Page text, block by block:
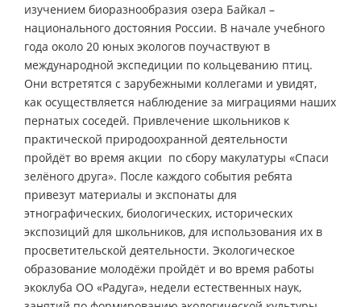
изучением биоразнообразия озера Байкал –
национального достояния России. В начале учебного
года около 20 юных экологов поучаствуют в
международной экспедиции по кольцеванию птиц.
Они встретятся с зарубежными коллегами и увидят,
как осуществляется наблюдение за миграциями наших
пернатых соседей. Привлечение школьников к
практической природоохранной деятельности
пройдёт во время акции по сбору макулатуры «Спаси
зелёного друга». После каждого события ребята
привезут материалы и экспонаты для
этнографических, биологических, исторических
экспозиций для школьников, для использования их в
просветительской деятельности. Экологическое
образование молодёжи пройдёт и во время работы
экоклуба ОО «Радуга», недели естественных наук,